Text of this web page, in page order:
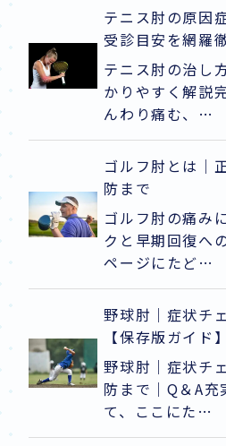
テニス肘の原因
受診目安を網羅
テニス肘の治し
かりやすく解説
んわり痛む、…
ゴルフ肘とは｜
防まで
ゴルフ肘の痛み
クと早期回復へ
ページにたど…
野球肘｜症状チ
【保存版ガイド】
野球肘｜症状チ
防まで｜Q＆A充
て、ここにた…